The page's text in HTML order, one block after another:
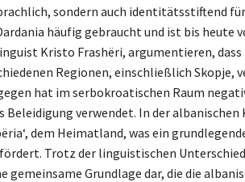
sondern auch identitätsstiftend für
häufig gebraucht und ist bis heute
Kristo Frashëri, argumentieren, dass
Regionen, einschließlich Skopje,
hat im serbokroatischen Raum
Beleidigung verwendet. In der
dem Heimatland, was ein
Trotz der linguistischen
gemeinsame Grundlage dar, die die